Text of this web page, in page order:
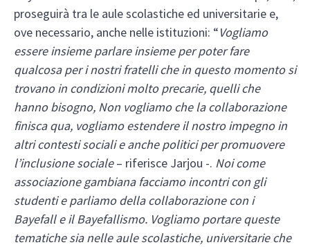
proseguirà tra le aule scolastiche ed universitarie e,
ove necessario, anche nelle istituzioni: “Vogliamo
essere insieme parlare insieme per poter fare
qualcosa per i nostri fratelli che in questo momento si
trovano in condizioni molto precarie, quelli che
hanno bisogno, Non vogliamo che la collaborazione
finisca qua, vogliamo estendere il nostro impegno in
altri contesti sociali e anche politici per promuovere
l’inclusione sociale– riferisce Jarjou -. Noi come
associazione gambiana facciamo incontri con gli
studenti e parliamo della collaborazione con i
Bayefall e il Bayefallismo. Vogliamo portare queste
tematiche sia nelle aule scolastiche, universitarie che